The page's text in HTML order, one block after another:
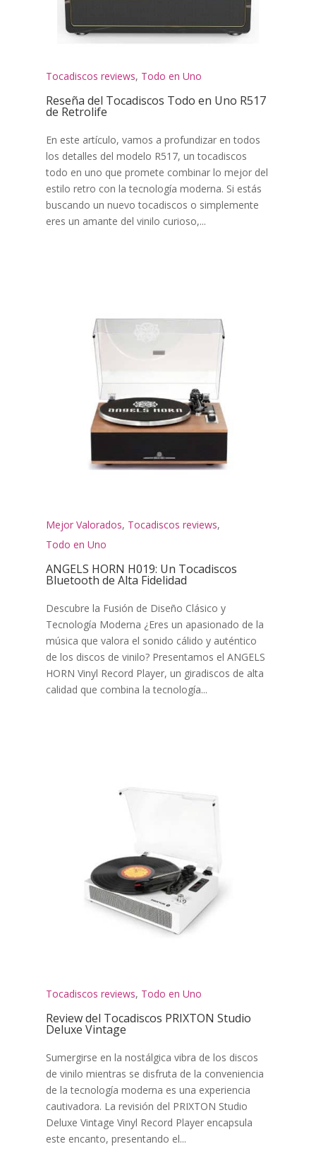
Tocadiscos reviews, Todo en Uno
Reseña del Tocadiscos Todo en Uno R517
de Retrolife
En este artículo, vamos a profundizar en todos
los detalles del modelo R517, un tocadiscos
todo en uno que promete combinar lo mejor del
estilo retro con la tecnología moderna. Si estás
buscando un nuevo tocadiscos o simplemente
eres un amante del vinilo curioso,...
Mejor Valorados, Tocadiscos reviews,
Todo en Uno
ANGELS HORN H019: Un Tocadiscos
Bluetooth de Alta Fidelidad
Descubre la Fusión de Diseño Clásico y
Tecnología Moderna ¿Eres un apasionado de la
música que valora el sonido cálido y auténtico
de los discos de vinilo? Presentamos el ANGELS
HORN Vinyl Record Player, un giradiscos de alta
calidad que combina la tecnología...
Tocadiscos reviews, Todo en Uno
Review del Tocadiscos PRIXTON Studio
Deluxe Vintage
Sumergirse en la nostálgica vibra de los discos
de vinilo mientras se disfruta de la conveniencia
de la tecnología moderna es una experiencia
cautivadora. La revisión del PRIXTON Studio
Deluxe Vintage Vinyl Record Player encapsula
este encanto, presentando el...